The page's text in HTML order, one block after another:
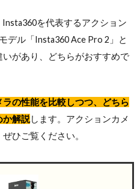
を代表するアクション
デル「Insta360 Ace Pro 2」と
があり、どちらがおすすめで
の性能を比較しつつ、どちら
か解説します。アクションカメ
ひご覧ください。